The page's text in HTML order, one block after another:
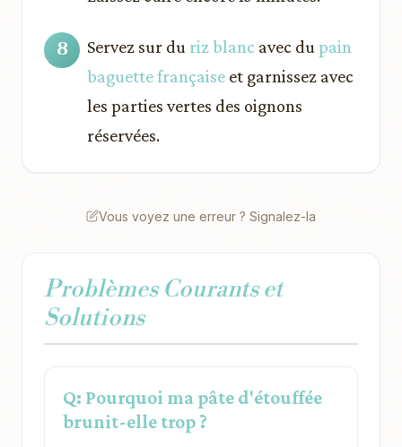
Servez sur du riz blanc avec du pain
baguette française et garnissez avec
les parties vertes des oignons
réservées.
Vous voyez une erreur ? Signalez-la
Problèmes Courants et
Solutions
Q: Pourquoi ma pâte d'étouffée
brunit-elle trop ?